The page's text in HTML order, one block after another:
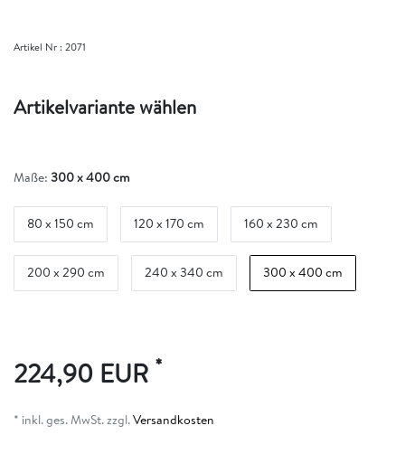
Artikel Nr :2071
Artikelvariante wählen
Maße: 300 x 400 cm
80 x 150 cm 120 x 170 cm 160 x 230 cm
200 x 290 cm 240 x 340 cm 300 x 400 cm
224,90 EUR *
* inkl. ges. MwSt. zzgl.Versandkosten